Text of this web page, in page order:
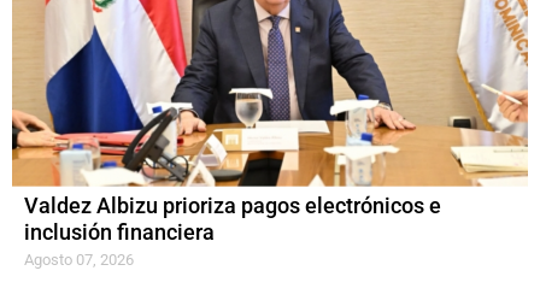
Valdez Albizu prioriza pagos electrónicos e
inclusión financiera
Agosto 07, 2026